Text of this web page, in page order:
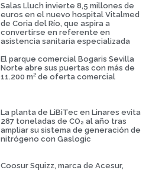
Salas Lluch invierte 8,5 millones de
euros en el nuevo hospital Vitalmed
de Coria del Río, que aspira a
convertirse en referente en
asistencia sanitaria especializada
El parque comercial Bogaris Sevilla
Norte abre sus puertas con más de
11.200 m² de oferta comercial
La planta de LiBiTec en Linares evita
287 toneladas de CO₂ al año tras
ampliar su sistema de generación de
nitrógeno con Gaslogic
Coosur Squizz, marca de Acesur,